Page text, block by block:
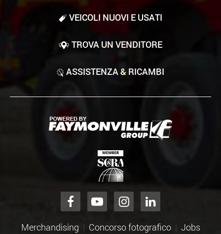
VEICOLI NUOVI E USATI
TROVA UN VENDITORE
ASSISTENZA & RICAMBI
Merchandising Concorso fotografico Jobs